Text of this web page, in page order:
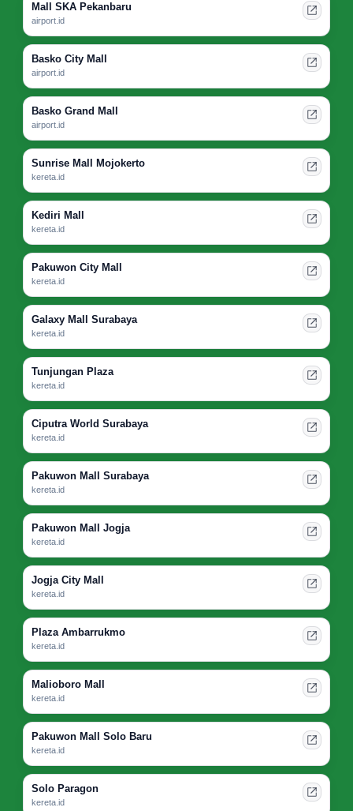
Mall SKA Pekanbaru
airport.id
Basko City Mall
airport.id
Basko Grand Mall
airport.id
Sunrise Mall Mojokerto
kereta.id
Kediri Mall
kereta.id
Pakuwon City Mall
kereta.id
Galaxy Mall Surabaya
kereta.id
Tunjungan Plaza
kereta.id
Ciputra World Surabaya
kereta.id
Pakuwon Mall Surabaya
kereta.id
Pakuwon Mall Jogja
kereta.id
Jogja City Mall
kereta.id
Plaza Ambarrukmo
kereta.id
Malioboro Mall
kereta.id
Pakuwon Mall Solo Baru
kereta.id
Solo Paragon
kereta.id